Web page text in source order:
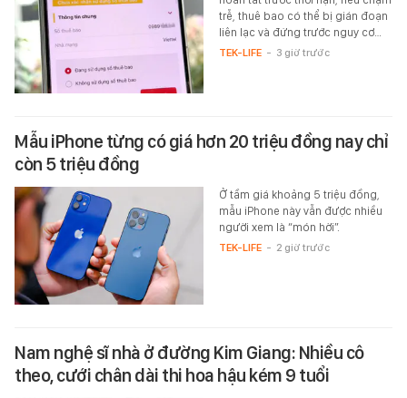
trễ, thuê bao có thể bị gián đoạn
liên lạc và đứng trước nguy cơ…
TEK-LIFE - 3 giờ trước
Mẫu iPhone từng có giá hơn 20 triệu đồng nay chỉ
còn 5 triệu đồng
Ở tầm giá khoảng 5 triệu đồng,
mẫu iPhone này vẫn được nhiều
người xem là “món hời”.
TEK-LIFE - 2 giờ trước
Nam nghệ sĩ nhà ở đường Kim Giang: Nhiều cô
theo, cưới chân dài thi hoa hậu kém 9 tuổi